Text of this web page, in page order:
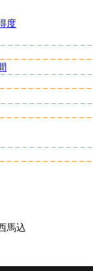
度
馬込